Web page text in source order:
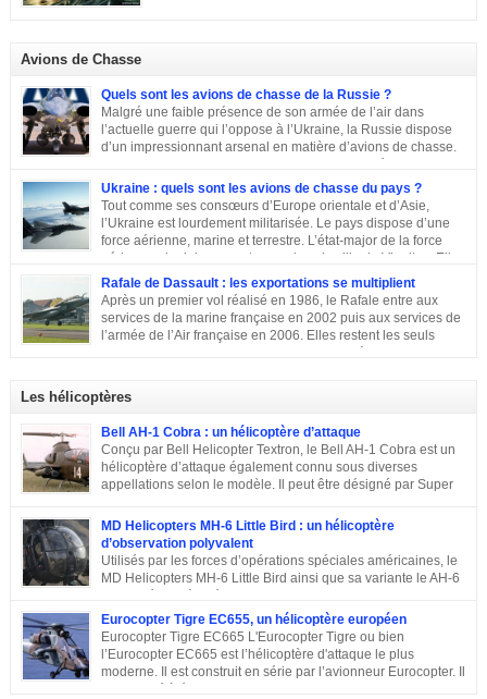
Donc il n’y a pas a priori de limites aux missions du KG 200, sous cette
Avions de Chasse
Quels sont les avions de chasse de la Russie ?
Malgré une faible présence de son armée de l’air dans
l’actuelle guerre qui l’oppose à l’Ukraine, la Russie dispose
d’un impressionnant arsenal en matière d’avions de chasse.
ensemble les principaux moyens dont dispose sa force aérienne.
Ukraine : quels sont les avions de chasse du pays ?
Tout comme ses consœurs d’Europe orientale et d’Asie,
l’Ukraine est lourdement militarisée. Le pays dispose d’une
force aérienne, marine et terrestre. L’état-major de la force
aérienne ukrainienne se trouve dans la ville de Vinnitsa. Elle
est équipée en majorité d’avions de fabrication soviétique. Parmi les
républiques socialistes soviétiques, l’Ukraine élabore l’une des plus
stratégiques. D’après les statistiques de 2014, l’armée de l’air ukrainienne
et les forces de défense aérienne contiennent environ 43 000 personnes et
247 avions. L’armée ukrainienne se divise en trois commandements
Rafale de Dassault : les exportations se multiplient
Après un premier vol réalisé en 1986, le Rafale entre aux
services de la marine française en 2002 puis aux services de
l’armée de l’Air française en 2006. Elles restent les seuls
exploitants du chasseur français pendant près de 10 ans. En
que le succès viendra bientôt. Quatre ans plus tard, les premières
commandes étrangères sont signées et depuis, le constructeur multiplie les
exportations. Tour d’horizon sur les exportations du Rafale …
Les hélicoptères
Bell AH-1 Cobra : un hélicoptère d’attaque
Conçu par Bell Helicopter Textron, le Bell AH-1 Cobra est un
hélicoptère d’attaque également connu sous diverses
appellations selon le modèle. Il peut être désigné par Super
Cobra, Snake ou encore Viper. Le modèle premier était doté de la même
motorisation, de la même transmission et du même rotor principal que le
Bell UH-1 Iroquois. Cet appareil a effectué son premier vol en septembre
1965, est entré en service en 1967 et est toujours en service dans quelques
pays. Sa conception C’est en 1962 que Bell décide de construire un
MD Helicopters MH-6 Little Bird : un hélicoptère
d’observation polyvalent
Utilisés par les forces d’opérations spéciales américaines, le
MD Helicopters MH-6 Little Bird ainsi que sa variante le AH-6
du Hughes MD 500. Il a été conçu par l’avionneur américain MD
Helicopters. Sa conception Lorsqu’en 1960, l’armée américaine a évoqué
son souhait de développer un hélicoptère léger d’observation qui serait
également capable d’endosser divers rôles, de nombreuses compagnies
sont entrées en compétition pour remporter le projet. Parmi elles, il y a eu
Eurocopter Tigre EC655, un hélicoptère européen
Eurocopter Tigre EC665 L'Eurocopter Tigre ou bien
l’Eurocopter EC665 est l’hélicoptère d'attaque le plus
moderne. Il est construit en série par l’avionneur Eurocopter. Il